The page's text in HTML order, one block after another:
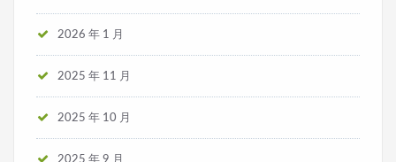
2026 年 1 月
2025 年 11 月
2025 年 10 月
2025 年 9 月